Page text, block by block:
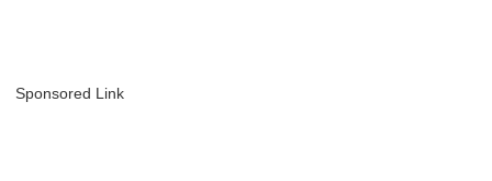
Sponsored Link